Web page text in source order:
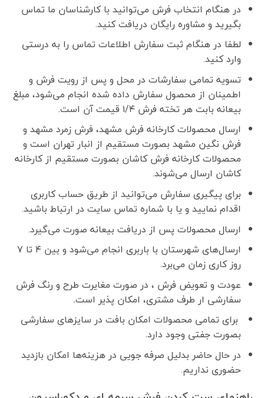
در هنگام انتخاب فرش می‌توانید با کارشناسان ما تماس
بگیرید و مشاوره رایگان دریافت کنید.
لطفا در هنگام ثبت سفارش اطلاعات تماس را به درستی
وارد کنید.
تسویه تمامی سفارشات در محل و پس از رویت فرش و
اطمینان از محصول سفارش داده شده انجام می‌شود، مبلغ
بیعانه بابت هر تخته فرش ۱/۴ قیمت آن است.
ارسال محصولات کارخانه فرش مشهد، فرش زمرد مشهد و
فرش نگین مشهد بصورت مستقیم از انبار تهران است و
محصولات کارخانه فرش کاشان بصورت مستقیم از کارخانه
کاشان ارسال می‌شوند.
برای پیگیری سفارش می‌توانید از طریق حساب کاربری
اقدام نمایید و یا با شماره تماس سایت در ارتباط باشید.
ارسال محصولات پس از دریافت بیعانه صورت می‌گیرد.
ارسال‌های شهرستان با باربری انجام می‌شود و بین ۴ تا ۷
روز کاری زمان می‌برد.
عودت و تعویض فرش ، در صورت مغایرت طرح و رنگ فرش
سفارشی ار طرف مشتری، امکان پذیر است.
برای تمامی محصولات امکان بافت در سایزهای سفارشی
بصورت جفتی وجود دارد.
در حال حاضر بدلیل صرفه جویی در هزینه‌ها امکان بازدید
حضوری نداریم.